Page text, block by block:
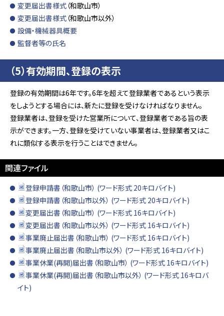
変更届出書様式 （和歌山市）
変更届出書様式 （和歌山市以外）
設備・機械器具概要
監督者等の氏名
（5）有効期間、登録の表示
登録の有効期間は6年です。6年を超えて登録業者であるという表示
をしようとする場合には、新たに登録を受けなければなりません。
登録業者は、登録を受けた営業所について、登録業者である旨の表
示ができます。一方、登録を受けていない事業者は、登録業者又はこ
れに類似する表示を行うことはできません。
関連ファイル
登録申請書（和歌山市） (ワード形式 20キロバイト)
登録申請書（和歌山市以外） (ワード形式 20キロバイト)
変更届出書（和歌山市） (ワード形式 16キロバイト)
変更届出書（和歌山市以外） (ワード形式 16キロバイト)
事業廃止届出書（和歌山市） (ワード形式 16キロバイト)
事業廃止届出書（和歌山市以外） (ワード形式 16キロバイト)
事業休業(再開)届出書（和歌山市） (ワード形式 16キロバイト)
事業休業(再開)届出書（和歌山市以外） (ワード形式 16キロバ
イト)